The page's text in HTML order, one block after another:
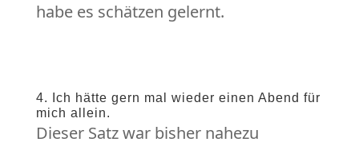
habe es schätzen gelernt.
4. Ich hätte gern mal wieder einen Abend für
mich allein.
Dieser Satz war bisher nahezu